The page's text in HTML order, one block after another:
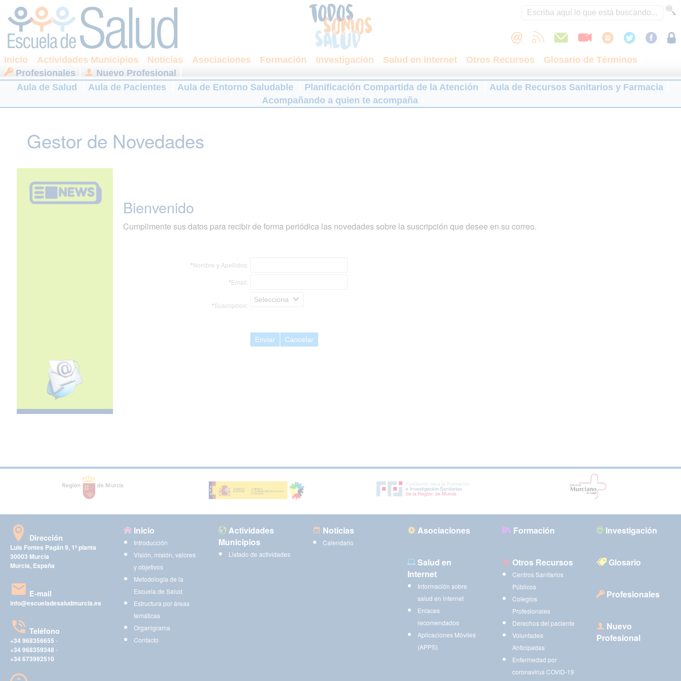
Inicio Actividades Municipios Noticias Asociaciones Formación Investigación Salud en internet Otros Recursos
Glosario de Términos
Profesionales
Nuevo Profesional
Aula de Salud
Aula de Pacientes Aula de Entorno Saludable Planificación Compartida de la Atención
Aula de Recursos Sanitarios y Farmacia
Acompañando a quien te acompaña
Gestor de Novedades
Bienvenido
Cumplimente sus datos para recibir de forma periódica las novedades sobre la suscripción que desee en su correo.
*Nombre y Apellidos:
*Email:
*Suscripción:
Selecciona
Enviar Cancelar
Dirección
Luis Fontes Pagán 9, 1ª planta
30003 Murcia
Murcia, España
E-mail
info@escueladesaludmurcia.es
Teléfono
+34 968356655 -
+34 968359348 -
+34 673992510
Inicio
Introducción
Visión, misión, valores
y objetivos
Metodología de la
Escuela de Salud
Estructura por áreas
temáticas
Organigrama
Contacto
Actividades
Municipios
Listado de actividades
Noticias
Calendario
Asociaciones Formación Investigación
Salud en
Internet
Información sobre
salud en internet
Enlaces
recomendados
Aplicaciones Móviles
(APPS)
Otros Recursos
Centros Sanitarios
Públicos
Colegios
Profesionales
Derechos del paciente
Voluntades
Anticipadas
Enfermedad por
coronavirus COVID-19
Glosario
Profesionales
Nuevo
Profesional